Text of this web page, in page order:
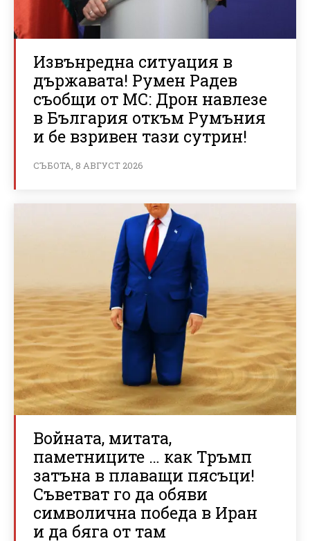
Извънредна ситуация в
държавата! Румен Радев
съобщи от МС: Дрон навлезе
в България откъм Румъния
и бе взривен тази сутрин!
СЪБОТА, 8 АВГУСТ 2026
Войната, митата,
паметниците … как Тръмп
затъна в плаващи пясъци!
Съветват го да обяви
символична победа в Иран
и да бяга от там